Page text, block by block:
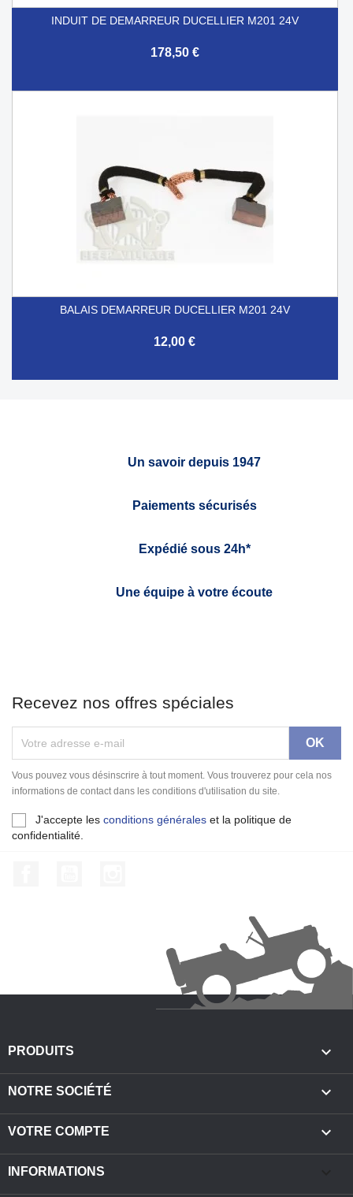
INDUIT DE DEMARREUR DUCELLIER M201 24V
178,50 €
BALAIS DEMARREUR DUCELLIER M201 24V
12,00 €
Un savoir depuis 1947
Paiements sécurisés
Expédié sous 24h*
Une équipe à votre écoute
Recevez nos offres spéciales
Vous pouvez vous désinscrire à tout moment. Vous trouverez pour cela nos
informations de contact dans les conditions d'utilisation du site.
J'accepte les conditions générales et la politique de
confidentialité.
PRODUITS 
NOTRE SOCIÉTÉ 
VOTRE COMPTE 
INFORMATIONS